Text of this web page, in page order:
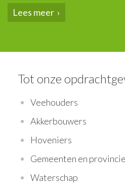
Lees meer
Tot onze
Veehouders
Akkerbouwers
Hoveniers
Gemeenten en provincie
Waterschap